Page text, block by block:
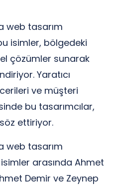
web tasarım
isimler, bölgedeki
çözümler sunarak
Yaratıcı
ve müşteri
bu tasarımcılar,
ettiriyor.
web tasarım
arasında Ahmet
Demir ve Zeynep